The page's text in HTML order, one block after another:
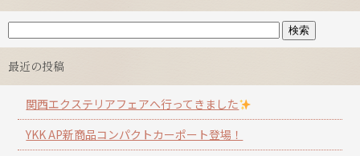
最近の投稿
関西エクステリアフェアへ行ってきました
YKK AP新商品コンパクトカーポート登場！